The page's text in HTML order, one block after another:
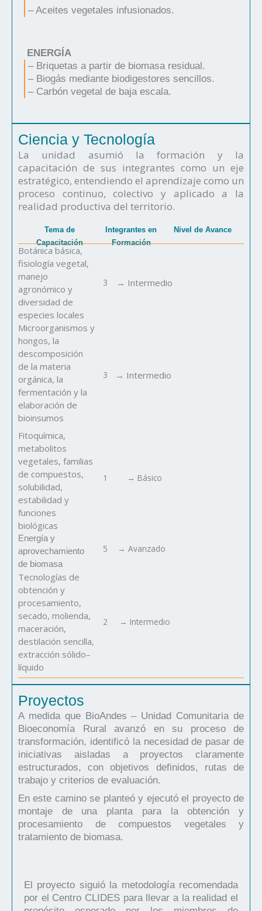
– Aceites vegetales infusionados.
ENERGÍA
– Briquetas a partir de biomasa residual.
– Biogás mediante biodigestores sencillos.
– Carbón vegetal de baja escala.
Ciencia y Tecnología
La unidad asumió la formación y la
capacitación de sus integrantes como un eje
estratégico, entendiendo el aprendizaje como un
proceso continuo, colectivo y aplicado a la
realidad productiva del territorio.
Tema de
Capacitación
Integrantes en
Formación
Nivel de Avance
Botánica básica,
fisiología vegetal,
manejo
agronómico y
diversidad de
especies locales
3 → Intermedio
Microorganismos y
hongos, la
descomposición
de la materia
orgánica, la
fermentación y la
elaboración de
bioinsumos
3 → Intermedio
Fitoquímica,
metabolitos
vegetales, familias
de compuestos,
solubilidad,
estabilidad y
funciones
biológicas
1 → Básico
Energía y
aprovechamiento
de biomasa
5 → Avanzado
Tecnologías de
obtención y
procesamiento,
secado, molienda,
maceración,
destilación sencilla,
extracción sólido–
líquido
2 → Intermedio
Proyectos
A medida que BioAndes – Unidad Comunitaria de
Bioeconomía Rural avanzó en su proceso de
transformación, identificó la necesidad de pasar de
iniciativas aisladas a proyectos claramente
estructurados, con objetivos definidos, rutas de
trabajo y criterios de evaluación.
En este camino se planteó y ejecutó el proyecto de
montaje de una planta para la obtención y
procesamiento de compuestos vegetales y
tratamiento de biomasa.
El proyecto siguió la metodología recomendada
por el Centro CLIDES para llevar a la realidad el